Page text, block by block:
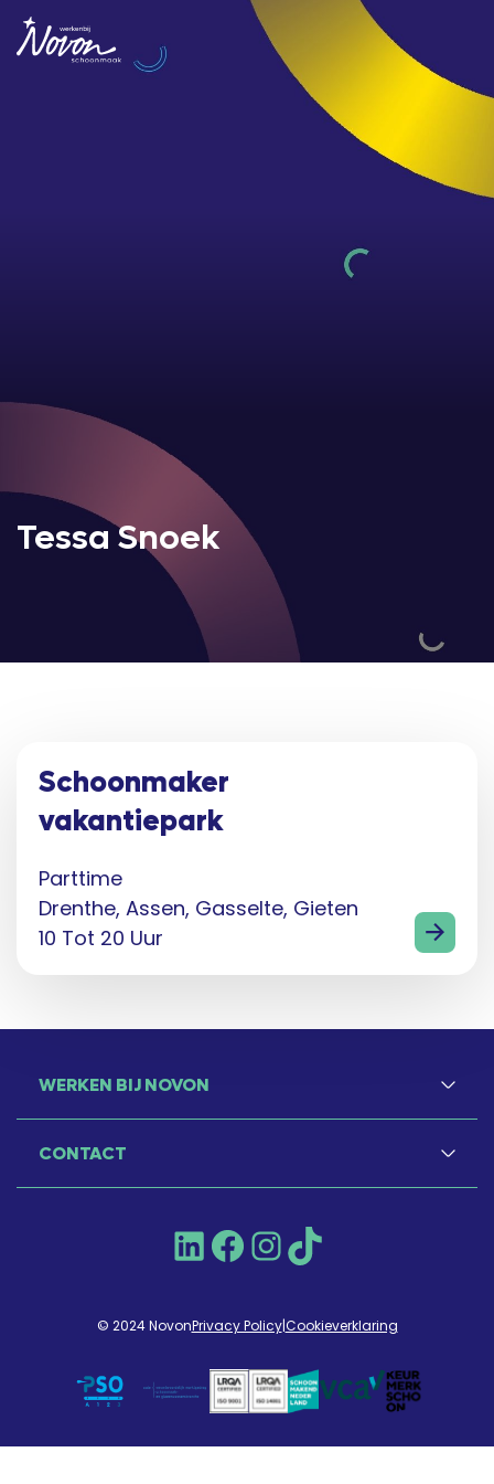
Tessa Snoek
Schoonmaker
vakantiepark
Parttime
Drenthe, Assen, Gasselte, Gieten
10 Tot 20 Uur
WERKEN BIJ NOVON
CONTACT
LinkedInFacebookInstagram
TikTok
© 2024 NovonPrivacy Policy|Cookieverklaring